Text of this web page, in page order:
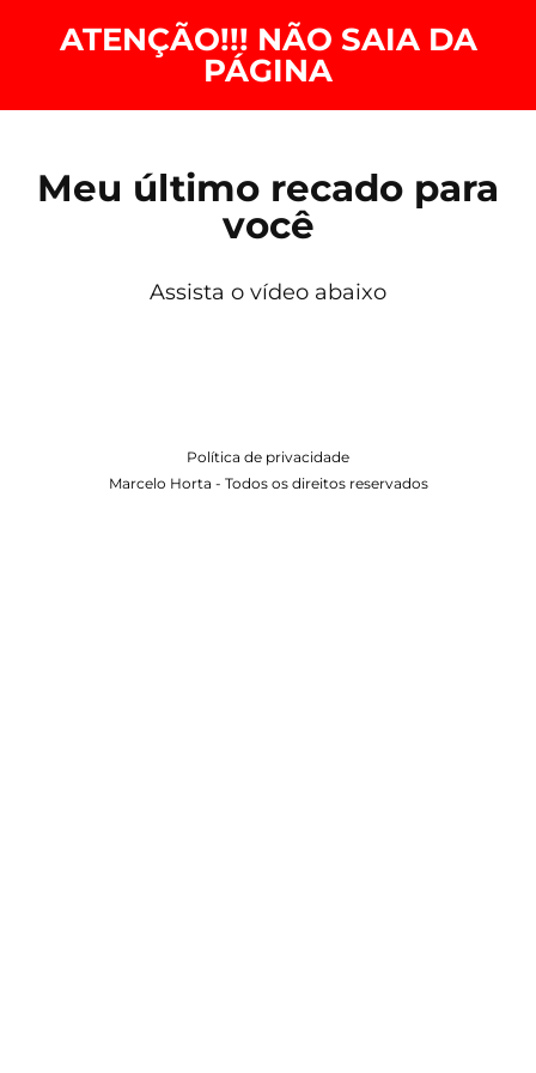
ATENÇÃO!!! NÃO SAIA DA
PÁGINA
Meu último recado para
você
Assista o vídeo abaixo
Política de privacidade
Marcelo Horta - Todos os direitos reservados